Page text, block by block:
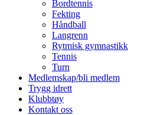
Bordtennis
Fekting
Håndball
Langrenn
Rytmisk gymnastikk
Tennis
Turn
Medlemskap/bli medlem
Trygg idrett
Klubbtøy
Kontakt oss